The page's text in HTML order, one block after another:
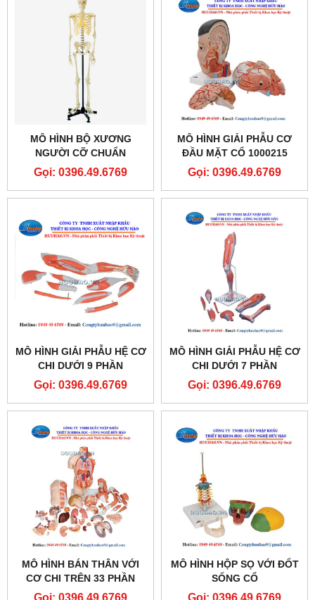
MÔ HÌNH BỘ XƯƠNG
NGƯỜI CỠ CHUẨN
GD/A11101
Gọi: 0396.49.6769
MÔ HÌNH GIẢI PHẪU CƠ
ĐẦU MẶT CỔ 1000215
[C06]
Gọi: 0396.49.6769
MÔ HÌNH GIẢI PHẪU HỆ CƠ
CHI DƯỚI 9 PHẦN
Gọi: 0396.49.6769
MÔ HÌNH GIẢI PHẪU HỆ CƠ
CHI DƯỚI 7 PHẦN
Gọi: 0396.49.6769
MÔ HÌNH BÁN THÂN VỚI
CƠ CHI TRÊN 33 PHẦN
Gọi: 0396.49.6769
MÔ HÌNH HỘP SỌ VỚI ĐỐT
SỐNG CỔ
Gọi: 0396.49.6769